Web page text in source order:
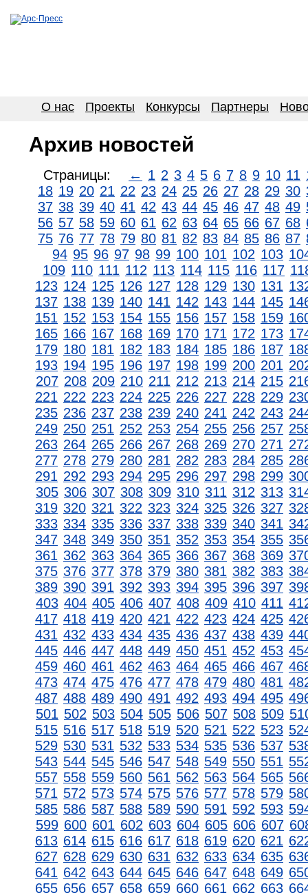
О нас Проекты Конкурсы Партнеры
Архив новостей
Страницы: ← 1 2 3 4 5 6 7 8 9 10 11
18 19 20 21 22 23 24 25 26 27 28 29 30
37 38 39 40 41 42 43 44 45 46 47 48 49
56 57 58 59 60 61 62 63 64 65 66 67 68
75 76 77 78 79 80 81 82 83 84 85 86 87
94 95 96 97 98 99 100 101 102 103
109 110 111 112 113 114 115 116 117
123 124 125 126 127 128 129 130 131
137 138 139 140 141 142 143 144 145
151 152 153 154 155 156 157 158 159
165 166 167 168 169 170 171 172 173
179 180 181 182 183 184 185 186 187
193 194 195 196 197 198 199 200 201
207 208 209 210 211 212 213 214 215
221 222 223 224 225 226 227 228 229
235 236 237 238 239 240 241 242 243
249 250 251 252 253 254 255 256 257
263 264 265 266 267 268 269 270 271
277 278 279 280 281 282 283 284 285
291 292 293 294 295 296 297 298 299
305 306 307 308 309 310 311 312 313
319 320 321 322 323 324 325 326 327
333 334 335 336 337 338 339 340 341
347 348 349 350 351 352 353 354 355
361 362 363 364 365 366 367 368 369
375 376 377 378 379 380 381 382 383
389 390 391 392 393 394 395 396 397
403 404 405 406 407 408 409 410 411
417 418 419 420 421 422 423 424 425
431 432 433 434 435 436 437 438 439
445 446 447 448 449 450 451 452 453
459 460 461 462 463 464 465 466 467
473 474 475 476 477 478 479 480 481
487 488 489 490 491 492 493 494 495
501 502 503 504 505 506 507 508 509
515 516 517 518 519 520 521 522 523
529 530 531 532 533 534 535 536 537
543 544 545 546 547 548 549 550 551
557 558 559 560 561 562 563 564 565
571 572 573 574 575 576 577 578 579
585 586 587 588 589 590 591 592 593
599 600 601 602 603 604 605 606 607
613 614 615 616 617 618 619 620 621
627 628 629 630 631 632 633 634 635
641 642 643 644 645 646 647 648 649
655 656 657 658 659 660 661 662 663